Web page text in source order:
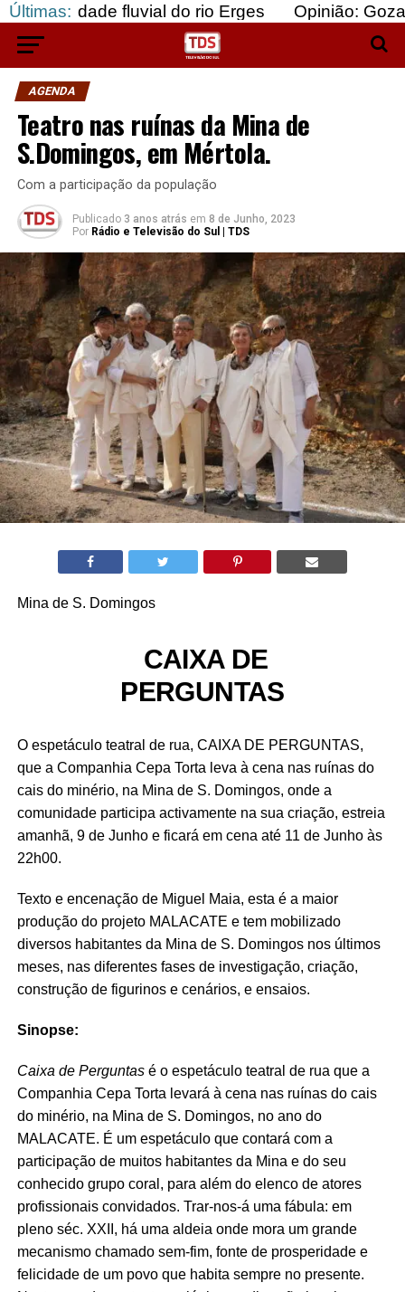
Últimas:
fluvial do rio Erges Opinião: Gozar com
AGENDA
Teatro nas ruínas da Mina de
S.Domingos, em Mértola.
Com a participação da população
Publicado 3 anos atrás em 8 de Junho, 2023
Por Rádio e Televisão do Sul | TDS
Mina de S. Domingos
CAIXA DE
PERGUNTAS
O espetáculo teatral de rua, CAIXA DE PERGUNTAS,
que a Companhia Cepa Torta leva à cena nas ruínas do
cais do minério, na Mina de S. Domingos, onde a
comunidade participa activamente na sua criação, estreia
amanhã, 9 de Junho e ficará em cena até 11 de Junho às
22h00.
Texto e encenação de Miguel Maia, esta é a maior
produção do projeto MALACATE e tem mobilizado
diversos habitantes da Mina de S. Domingos nos últimos
meses, nas diferentes fases de investigação, criação,
construção de figurinos e cenários, e ensaios.
Sinopse:
Caixa de Perguntasé o espetáculo teatral de rua que a
Companhia Cepa Torta levará à cena nas ruínas do cais
do minério, na Mina de S. Domingos, no ano do
MALACATE. É um espetáculo que contará com a
participação de muitos habitantes da Mina e do seu
conhecido grupo coral, para além do elenco de atores
profissionais convidados. Trar-nos-á uma fábula: em
pleno séc. XXII, há uma aldeia onde mora um grande
mecanismo chamado sem-fim, fonte de prosperidade e
felicidade de um povo que habita sempre no presente.